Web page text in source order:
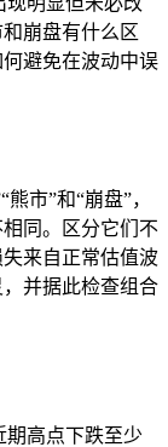
崩盘有什么区
避免在波动中误
市”和“崩盘”，
同。区分它们不
来自正常估值波
并据此检查组合
期高点下跌至少